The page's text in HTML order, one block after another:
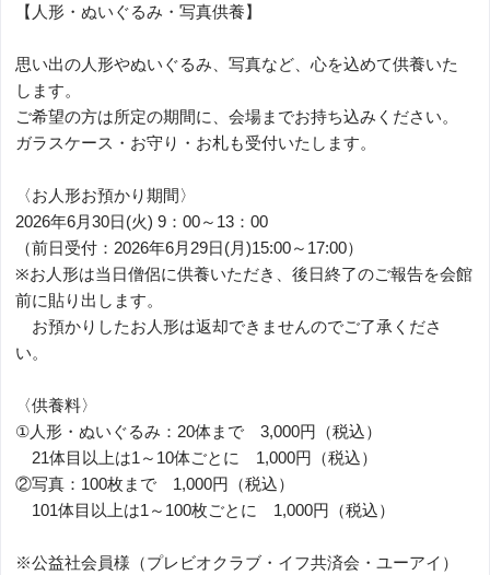
【人形・ぬいぐるみ・写真供養】
思い出の人形やぬいぐるみ、写真など、心を込めて供養いた
します。
ご希望の方は所定の期間に、会場までお持ち込みください。
ガラスケース・お守り・お札も受付いたします。
〈お人形お預かり期間〉
2026年6月30日(火) 9：00～13：00
（前日受付：2026年6月29日(月)15:00～17:00）
※お人形は当日僧侶に供養いただき、後日終了のご報告を会館
前に貼り出します。
お預かりしたお人形は返却できませんのでご了承くださ
い。
〈供養料〉
①人形・ぬいぐるみ：20体まで 3,000円（税込）
21体目以上は1～10体ごとに 1,000円（税込）
②写真：100枚まで 1,000円（税込）
101体目以上は1～100枚ごとに 1,000円（税込）
※公益社会員様（プレビオクラブ・イフ共済会・ユーアイ）